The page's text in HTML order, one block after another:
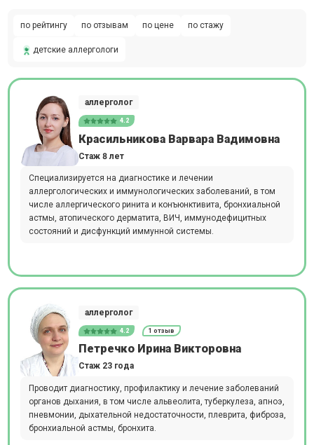
по рейтингу по отзывам по цене по стажу
детские аллергологи
аллерголог
4.2
Красильникова Варвара Вадимовна
Стаж 8 лет
Специализируется на диагностике и лечении
аллергологических и иммунологических заболеваний, в том
числе аллергического ринита и конъюнктивита, бронхиальной
астмы, атопического дерматита, ВИЧ, иммунодефицитных
состояний и дисфункций иммунной системы.
аллерголог
4.2 1 отзыв
Петречко Ирина Викторовна
Стаж 23 года
Проводит диагностику, профилактику и лечение заболеваний
органов дыхания, в том числе альвеолита, туберкулеза, апноэ,
пневмонии, дыхательной недостаточности, плеврита, фиброза,
бронхиальной астмы, бронхита.